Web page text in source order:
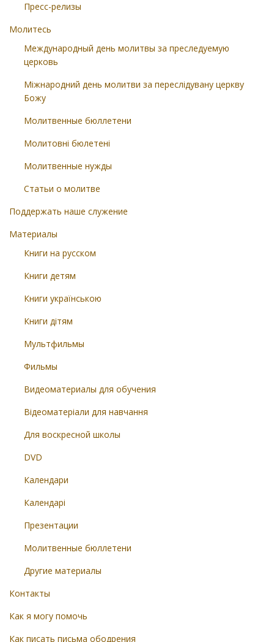
Пресс-релизы
Молитесь
Международный день молитвы за преследуемую
церковь
Міжнародний день молитви за переслідувану церкву
Божу
Молитвенные бюллетени
Молитовні бюлетені
Молитвенные нужды
Статьи о молитве
Поддержать наше служение
Материалы
Книги на русском
Книги детям
Книги українською
Книги дітям
Мультфильмы
Фильмы
Видеоматериалы для обучения
Відеоматеріали для навчання
Для воскресной школы
DVD
Календари
Календарі
Презентации
Молитвенные бюллетени
Другие материалы
Контакты
Как я могу помочь
Как писать письма ободрения